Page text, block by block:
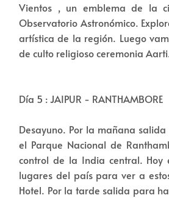
Vientos , un emblema de la
Observatorio Astronómico.
artística de la región. Luego
de culto religioso ceremonia
Día 5 : JAIPUR - RANTHAMBORE
Desayuno. Por la mañana
el Parque Nacional de
control de la India central.
lugares del país para ver a
Hotel. Por la tarde salida para